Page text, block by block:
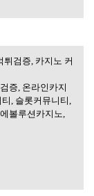
이트, 먹튀
튀검증, 카지노 커
증, 온라인카지
, 슬롯커뮤니티,
볼루션카지노,